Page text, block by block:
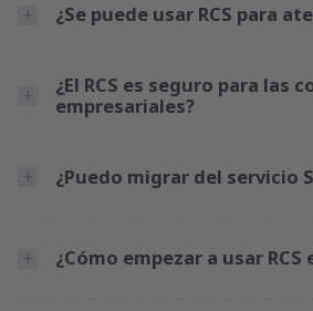
¿Se puede usar RCS para
¿El RCS es seguro para las
empresariales?
¿Puedo migrar del servicio
¿Cómo empezar a usar